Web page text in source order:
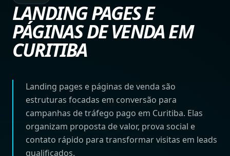
LANDING PAGES E
PÁGINAS DE VENDA EM
CURITIBA
Landing pages e páginas de venda são
estruturas focadas em conversão para
campanhas de tráfego pago em Curitiba. Elas
organizam proposta de valor, prova social e
contato rápido para transformar visitas em leads
qualificados.